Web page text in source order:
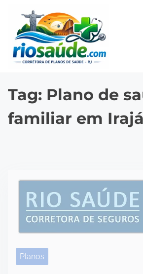
Tag: Plano de
familiar em
Planos